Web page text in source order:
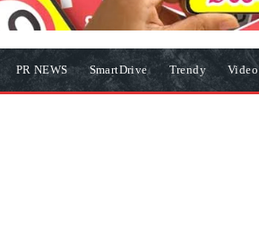
PR NEWS SmartDrive Trendy Video